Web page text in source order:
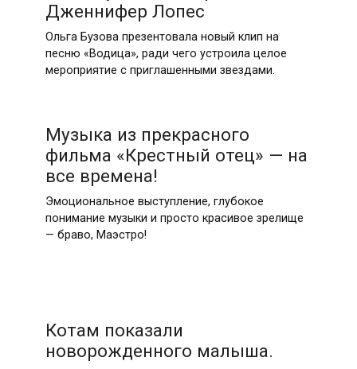
Дженнифер Лопес
Ольга Бузова презентовала новый клип на
песню «Водица», ради чего устроила целое
мероприятие с приглашенными звездами.
Музыка из прекрасного
фильма «Крестный отец» — на
все времена!
Эмоциональное выступление, глубокое
понимание музыки и просто красивое зрелище
— браво, Маэстро!
Котам показали
новорожденного малыша.